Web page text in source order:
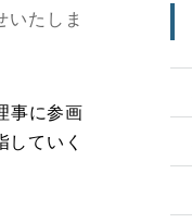
たしま
事に参画
ていく